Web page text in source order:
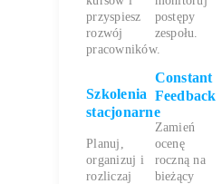
przyspiesz
rozwój
pracowników.
Szkolenia
stacjonarne
Planuj,
organizuj i
rozliczaj
postępy
zespołu.
Constant
Feedback
Zamień
ocenę
roczną na
bieżący